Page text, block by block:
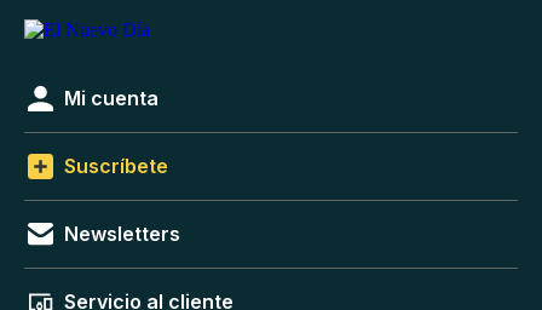
Mi cuenta
Suscríbete
Newsletters
Servicio al cliente